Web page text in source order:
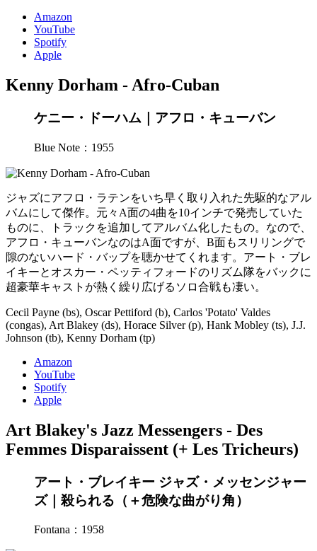
Amazon
YouTube
Spotify
Apple
Kenny Dorham - Afro-Cuban
ケニー・ドーハム｜アフロ・キューバン
Blue Note：1955
ジャズにアフロ・ラテンをいち早く取り入れた先駆的なアル
バムにして傑作。元々A面の4曲を10インチで発売していた
ものに、トラックを追加してアルバム化したもの。なので、
アフロ・キューバンなのはA面ですが、B面もスリリングで
隙のないハード・バップを聴かせてくれます。アート・ブレ
イキーとオスカー・ペッティフォードのリズム隊をバックに
超豪華キャストが熱く繰り広げるソロ合戦も凄い。
Cecil Payne (bs), Oscar Pettiford (b), Carlos 'Potato' Valdes
(congas), Art Blakey (ds), Horace Silver (p), Hank Mobley (ts), J.J.
Johnson (tb), Kenny Dorham (tp)
Amazon
YouTube
Spotify
Apple
Art Blakey's Jazz Messengers - Des
Femmes Disparaissent (+ Les Tricheurs)
アート・ブレイキー ジャズ・メッセンジャー
ズ｜殺られる（＋危険な曲がり角）
Fontana：1958